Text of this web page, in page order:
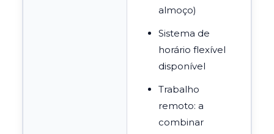
almoço)
Sistema de
horário flexível
disponível
Trabalho
remoto: a
combinar